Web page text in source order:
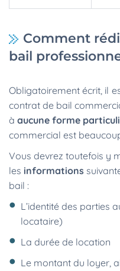
Comment
bail
Obligatoirement écrit, il
contrat de bail
àaucune forme
commercial est
Vous devrez toutefois y
les informations
bail :
L’identité des parties
locataire)
La durée de location
Le montant du loyer,